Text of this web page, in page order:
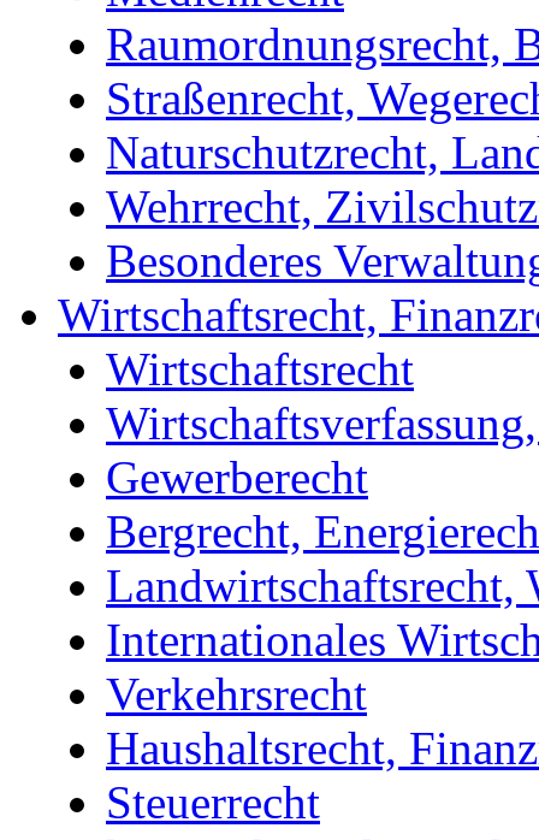
Raumordnungsrecht,
Straßenrecht,
Naturschutzrecht,
Wehrrecht,
Besonderes
Wirtschaftsrecht,
Wirtschaftsrecht
Gewerberecht
Bergrecht,
Landwirtschaftsrecht,
Internationales
Verkehrsrecht
Haushaltsrecht,
Steuerrecht